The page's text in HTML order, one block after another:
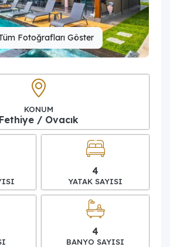
Fotoğrafları Göster
KONUM
Fethiye / Ovacık
4
YATAK SAYISI
4
BANYO SAYISI